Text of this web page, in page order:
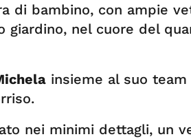
di bambino, con ampie
giardino, nel cuore del
insieme al suo
nei minimi dettagli, un